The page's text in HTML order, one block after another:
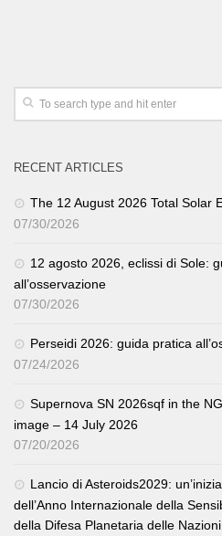
RECENT ARTICLES
The 12 August 2026 Total Solar
07/30/2026
12 agosto 2026, eclissi di Sole:
all’osservazione
07/30/2026
Perseidi 2026: guida pratica
07/24/2026
Supernova SN 2026sqf in the
image – 14 July 2026
07/20/2026
Lancio di Asteroids2029:
dell’Anno Internazionale della
della Difesa Planetaria delle Nazioni